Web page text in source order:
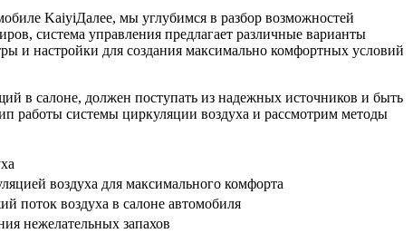
KaiyiДалее, мы углубимся в разбор возможностей
система управления предлагает различные варианты
и настройки для создания максимально комфортных условий
в салоне, должен поступать из надежных источников и быть
работы системы циркуляции воздуха и рассмотрим методы
воздуха для максимального комфорта
поток воздуха в салоне автомобиля
нежелательных запахов